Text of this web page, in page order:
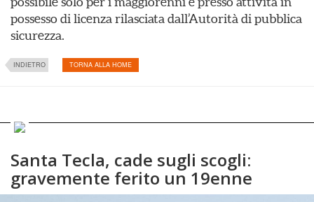
possesso di licenza rilasciata dall’Autorità di pubblica
sicurezza.
INDIETRO TORNA ALLA HOME
Santa Tecla, cade sugli scogli:
gravemente ferito un 19enne